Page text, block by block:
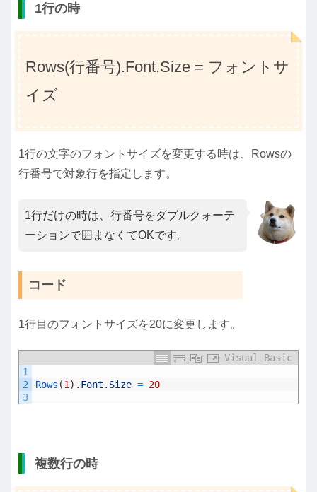
1行の時
Rows(行番号).Font.Size = フォントサ
イズ
1行の文字のフォントサイズを変更する時は、Rowsの
行番号で対象行を指定します。
1行だけの時は、行番号をダブルクォーテ
ーションで囲まなくてOKです。
コード
1行目のフォントサイズを20に変更します。
Visual Basic
1
2
3
Rows (1) . Font . Size = 20
複数行の時